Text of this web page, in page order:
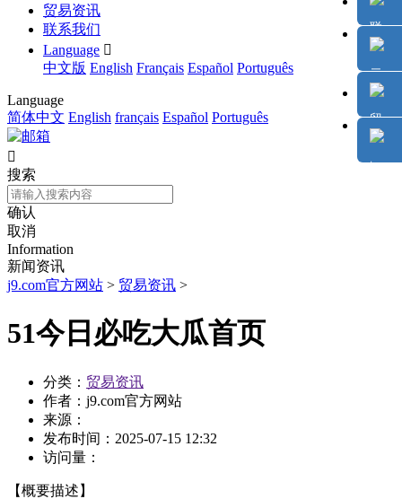
贸易资讯
联系我们
Language 
中文版 English Français Español Português
Language
简体中文 English français Español Português

搜索
确认
取消
Information
新闻资讯
j9.com官方网站 > 贸易资讯 >
51今日必吃大瓜首页
分类： 贸易资讯
作者： j9.com官方网站
来源：
发布时间： 2025-07-15 12:32
访问量：
【概要描述】